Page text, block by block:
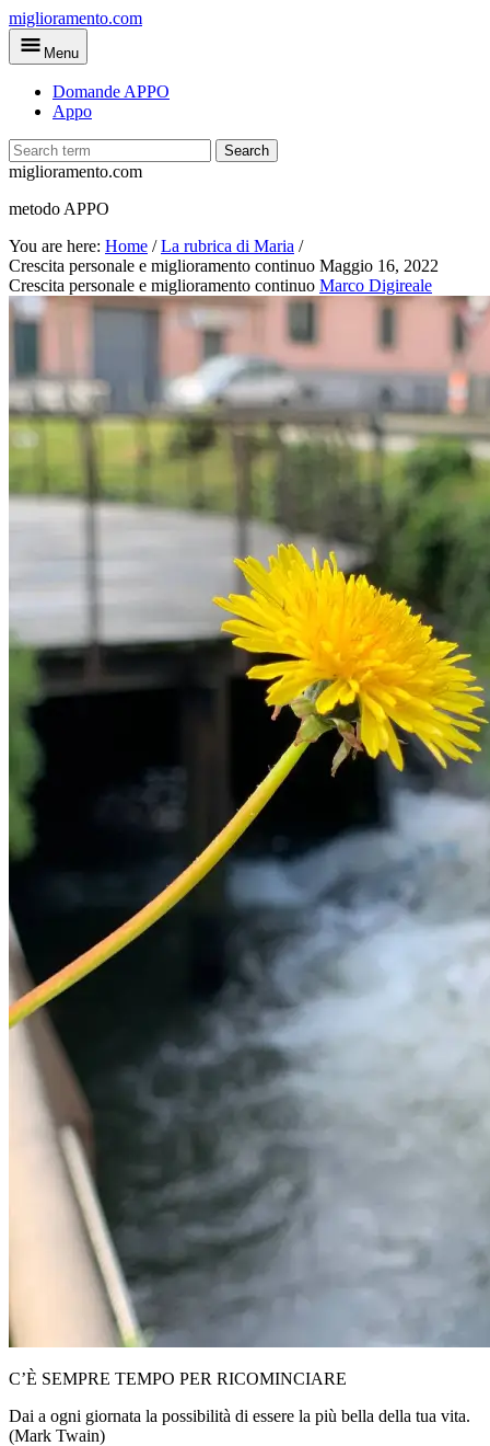
Skip
to
main
miglioramento.com
Menu
Domande APPO
Appo
Search
miglioramento.com
metodo APPO
You are here: Home /La rubrica di Maria /
Crescita personale e miglioramento continuo Maggio 16, 2022
Crescita personale e miglioramento continuo Marco Digireale
C’È SEMPRE TEMPO PER RICOMINCIARE
Dai a ogni giornata la possibilità di essere la più bella della tua vita.
(Mark Twain)